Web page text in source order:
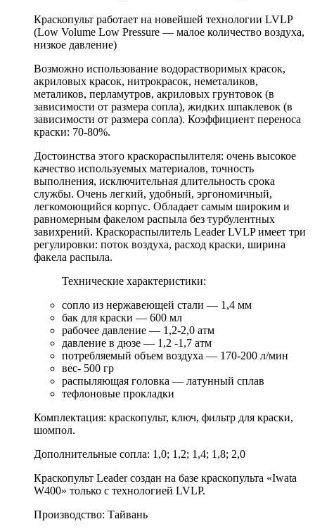
Краскопульт работает на новейшей технологии LVLP
(Low Volume Low Pressure — малое количество воздуха,
низкое давление)
Возможно использование водорастворимых красок,
акриловых красок, нитрокрасок, неметаликов,
металиков, перламутров, акриловых грунтовок (в
зависимости от размера сопла), жидких шпаклевок (в
зависимости от размера сопла). Коэффициент переноса
краски: 70-80%.
Достоинства этого краскораспылителя: очень высокое
качество используемых материалов, точность
выполнения, исключительная длительность срока
службы. Очень легкий, удобный, эргономичный,
легкомоющийся корпус. Обладает самым широким и
равномерным факелом распыла без турбулентных
завихрений. Краскораспылитель Leader LVLP имеет три
регулировки: поток воздуха, расход краски, ширина
факела распыла.
Технические характеристики:
сопло из нержавеющей стали — 1,4 мм
бак для краски — 600 мл
рабочее давление — 1,2-2,0 атм
давление в дюзе — 1,2 -1,7 атм
потребляемый объем воздуха — 170-200 л/мин
вес- 500 гр
распыляющая головка — латунный сплав
тефлоновые прокладки
Комплектация: краскопульт, ключ, фильтр для краски,
шомпол.
Дополнительные сопла: 1,0; 1,2; 1,4; 1,8; 2,0
Краскопульт Leader создан на базе краскопульта «Iwata
W400» только с технологией LVLP.
Производство: Тайвань